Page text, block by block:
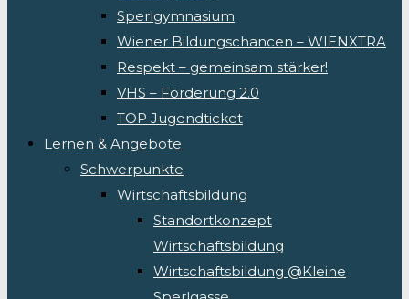
Sperlgymnasium
Wiener Bildungschancen – WIENXTRA
Respekt – gemeinsam stärker!
VHS – Förderung 2.0
TOP Jugendticket
Lernen & Angebote
Schwerpunkte
Wirtschaftsbildung
Standortkonzept
Wirtschaftsbildung
Wirtschaftsbildung @Kleine